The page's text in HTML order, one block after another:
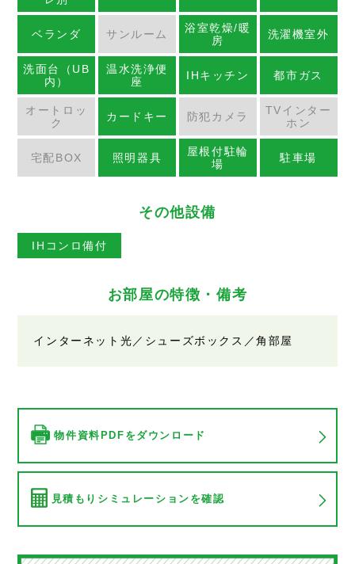
ベランダ サンルーム
浴室乾燥/暖
房
洗濯機室外
洗面台（UB
内）
温水洗浄便
座
IHキッチン 都市ガス
オートロッ
ク
カードキー 防犯カメラ
TVインター
ホン
宅配BOX 照明器具
屋根付駐輪
場
駐車場
その他設備
IHコンロ備付
お部屋の特徴・備考
インターネット光／シューズボックス／角部屋
物件資料PDFをダウンロード
見積もりシミュレーションを確認